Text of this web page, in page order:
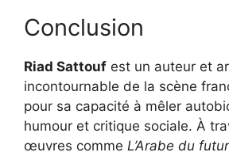
Conclusion
Riad Sattouf est un auteur et
incontournable de la scène
pour sa capacité à mêler
humour et critique sociale. À
œuvres comme L’Arabe du futur